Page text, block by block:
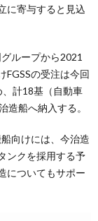
に寄与すると見込
ループから2021
FGSSの受注は今回
計18基（自動車
造船へ納入する。
向けには、今治造
ンクを採用する予
についてもサポー